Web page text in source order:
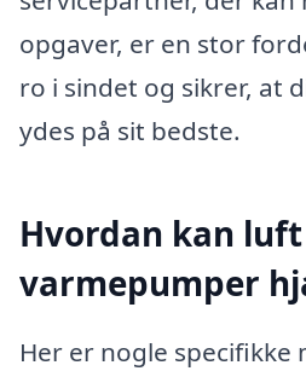
opgaver, er en stor
ro i sindet og sikrer, at
ydes på sit bedste.
Hvordan kan
varmepumper
Her er nogle specifikke